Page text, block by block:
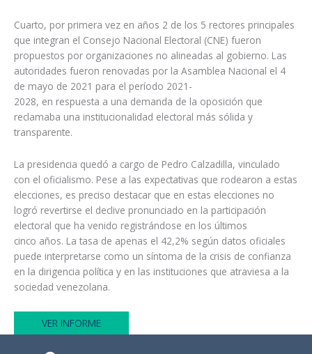
Cuarto, por primera vez en años 2 de los 5 rectores principales
que integran el Consejo Nacional Electoral (CNE) fueron
propuestos por organizaciones no alineadas al gobierno. Las
autoridades fueron renovadas por la Asamblea Nacional el 4
de mayo de 2021 para el período 2021-
2028, en respuesta a una demanda de la oposición que
reclamaba una institucionalidad electoral más sólida y
transparente.
La presidencia quedó a cargo de Pedro Calzadilla, vinculado
con el oficialismo. Pese a las expectativas que rodearon a estas
elecciones, es preciso destacar que en estas elecciones no
logró revertirse el declive pronunciado en la participación
electoral que ha venido registrándose en los últimos
cinco años. La tasa de apenas el 42,2% según datos oficiales
puede interpretarse como un síntoma de la crisis de confianza
en la dirigencia política y en las instituciones que atraviesa a la
sociedad venezolana.
VER INFORME